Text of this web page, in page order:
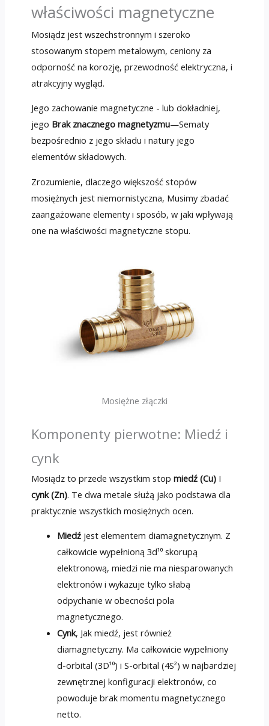
właściwości magnetyczne
Mosiądz jest wszechstronnym i szeroko
stosowanym stopem metalowym, ceniony za
odporność na korozję, przewodność elektryczna, i
atrakcyjny wygląd.
Jego zachowanie magnetyczne - lub dokładniej,
jego Brak znacznego magnetyzmu—Sematy
bezpośrednio z jego składu i natury jego
elementów składowych.
Zrozumienie, dlaczego większość stopów
mosiężnych jest niemornistyczna, Musimy zbadać
zaangażowane elementy i sposób, w jaki wpływają
one na właściwości magnetyczne stopu.
Mosiężne złączki
Komponenty pierwotne: Miedź i
cynk
Mosiądz to przede wszystkim stop miedź (Cu)I
cynk (Zn). Te dwa metale służą jako podstawa dla
praktycznie wszystkich mosiężnych ocen.
Miedź jest elementem diamagnetycznym. Z
całkowicie wypełnioną 3d¹⁰ skorupą
elektronową, miedzi nie ma niesparowanych
elektronów i wykazuje tylko słabą
odpychanie w obecności pola
magnetycznego.
Cynk, Jak miedź, jest również
diamagnetyczny. Ma całkowicie wypełniony
d-orbital (3D¹⁰) i S-orbital (4S²) w najbardziej
zewnętrznej konfiguracji elektronów, co
powoduje brak momentu magnetycznego
netto.